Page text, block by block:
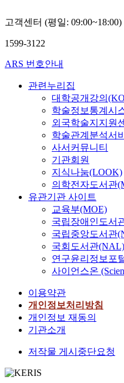
고객센터 (평일: 09:00~18:00)
1599-3122
ARS 번호안내
관련누리집
대학공개강의
학술정보통계시
외국학술지지원
학술관계분석서
사서커뮤니티
기관회원
지식나눔(LOOK)
의학전자도서관
유관기관 사이트
교육부(MOE)
국립장애인도서
국립중앙도서관
국회도서관(NAL)
연구윤리정보포
사이언스온
이용약관
개인정보처리방침
개인정보 재동의
기관소개
저작물 게시중단요청